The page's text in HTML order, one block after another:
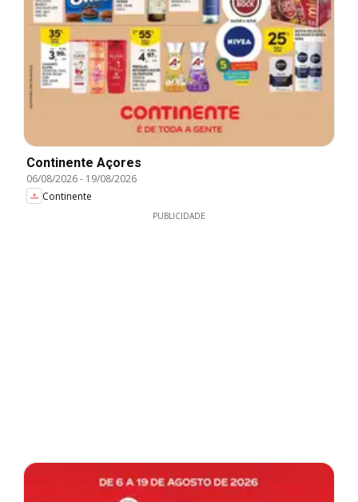
Continente Açores
06/08/2026- 19/08/2026
Continente
PUBLICIDADE